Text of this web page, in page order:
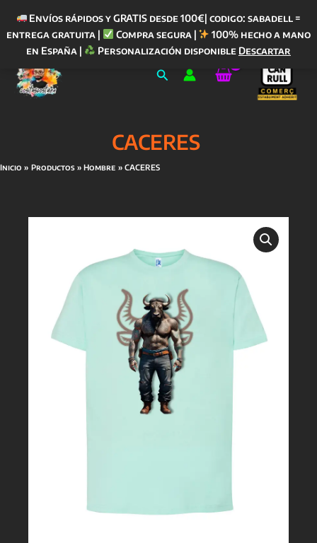
Envíos rápidos y GRATIS desde 100€| codigo: sabadell =
entrega gratuita |
Compra segura |
100% hecho a mano
en España |
Personalización disponible Descartar
contenido
Buscar
CACERES
Inicio Productos Hombre CACERES